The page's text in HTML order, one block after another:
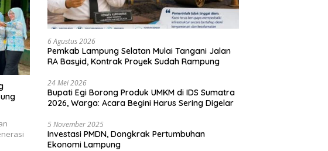
6 Agustus 2026
Pemkab Lampung Selatan Mulai Tangani Jalan
RA Basyid, Kontrak Proyek Sudah Rampung
24 Mei 2026
Bupati Egi Borong Produk UMKM di IDS Sumatra
2026, Warga: Acara Begini Harus Sering Digelar
5 November 2025
Investasi PMDN, Dongkrak Pertumbuhan
Ekonomi Lampung